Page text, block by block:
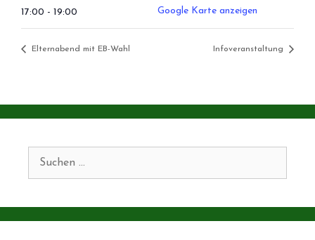
17:00 - 19:00
Google Karte anzeigen
Elternabend mit EB-Wahl Infoveranstaltung
Suchen